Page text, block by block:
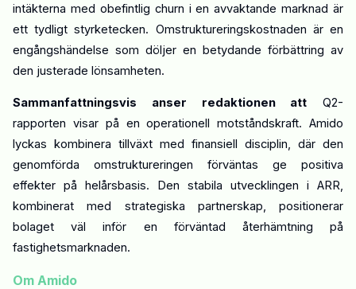
intäkterna med obefintlig churn i en avvaktande marknad är
ett tydligt styrketecken. Omstruktureringskostnaden är en
engångshändelse som döljer en betydande förbättring av
den justerade lönsamheten.
Sammanfattningsvis anser redaktionen att
Q2-
rapporten visar på en operationell motståndskraft. Amido
lyckas kombinera tillväxt med finansiell disciplin, där den
genomförda omstruktureringen förväntas ge positiva
effekter på helårsbasis. Den stabila utvecklingen i ARR,
kombinerat med strategiska partnerskap, positionerar
bolaget väl inför en förväntad återhämtning på
fastighetsmarknaden.
Om Amido